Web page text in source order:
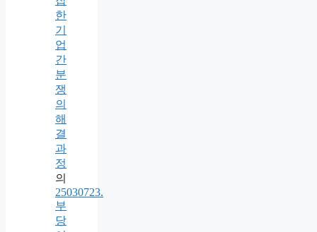
한
기
업
간
분
쟁
의
해
결
과
정
의
25030723.
부
당